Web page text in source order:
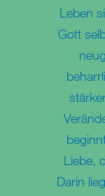
Leben
Gott
Liebe,
Darin